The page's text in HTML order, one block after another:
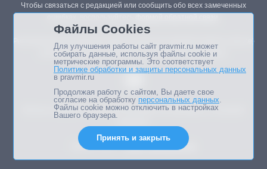
Чтобы связаться с редакцией или сообщить обо всех замеченных
Републикация материалов сайта в печатных изданиях (книгах, прессе)
возможна только с письменного разрешения редакции.
Мнение авторов статей портала может не совпадать с позицией
Дизайн сайта -
Файлы Cookies
Для улучшения работы сайт pravmir.ru может
собирать данные, используя файлы cookie и
метрические программы. Это соответствует
Политике обработки и защиты персональных данных
в pravmir.ru
Продолжая работу с сайтом, Вы даете свое
согласие на обработку персональных данных.
Файлы cookie можно отключить в настройках
Вашего браузера.
Принять и закрыть